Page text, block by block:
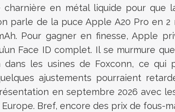
en métal liquide pour que
parle de la puce Apple A20 Pro en 2
Pour gagner en finesse, Apple
Face ID complet. Il se murmure
les usines de Foxconn, ce qui
ajustements pourraient
en septembre 2026 avec
Bref, encore des prix de fous-